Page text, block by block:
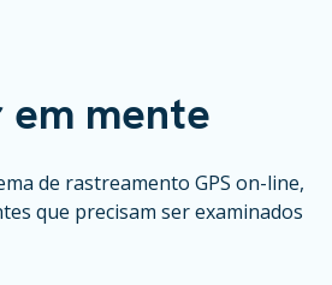
em mente
de rastreamento GPS on-line,
que precisam ser examinados